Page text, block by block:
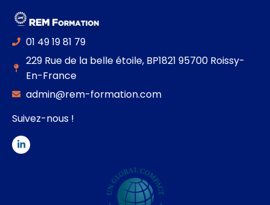
01 49 19 81 79
229 Rue de la belle étoile, BP1821 95700 Roissy-
En-France
admin@rem-formation.com
Suivez-nous !